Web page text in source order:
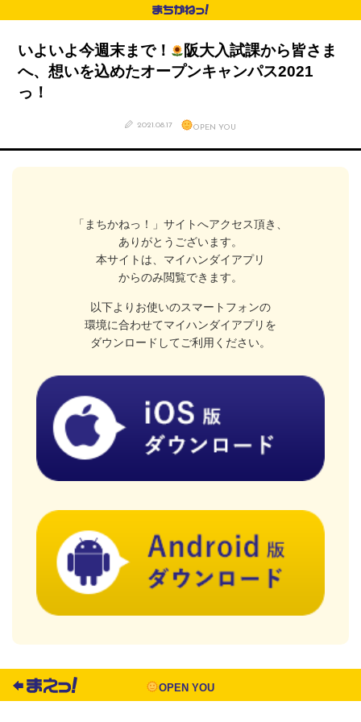
いよいよ今週末まで！
阪大入試課から皆さま
へ、想いを込めたオープンキャンパス2021
っ！
2021.08.17 OPEN YOU
「まちかねっ！」サイトへアクセス頂き、
ありがとうございます。
本サイトは、マイハンダイアプリ
からのみ閲覧できます。
以下よりお使いのスマートフォンの
環境に合わせてマイハンダイアプリを
ダウンロードしてご利用ください。
OPEN YOU